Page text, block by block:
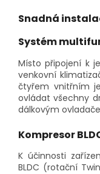
Snadná
Systém
Místo připojení k
venkovní
čtyřem vnitřním
ovládat všechny
dálkovým
Kompresor
K účinnosti
BLDC (rotační